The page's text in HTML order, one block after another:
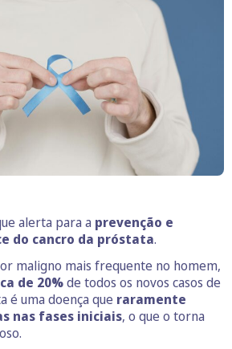
alerta para a prevenção e
do cancro da próstata.
maligno mais frequente no homem,
de 20%de todos os novos casos de
é uma doença que raramente
nas fases iniciais, o que o torna